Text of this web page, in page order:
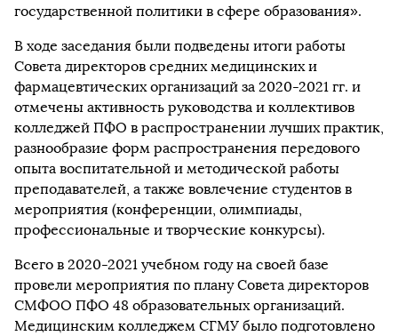
государственной политики в сфере образования».
В ходе заседания были подведены итоги работы
Совета директоров средних медицинских и
фармацевтических организаций за 2020-2021 гг. и
отмечены активность руководства и коллективов
колледжей ПФО в распространении лучших практик,
разнообразие форм распространения передового
опыта воспитательной и методической работы
преподавателей, а также вовлечение студентов в
мероприятия (конференции, олимпиады,
профессиональные и творческие конкурсы).
Всего в 2020-2021 учебном году на своей базе
провели мероприятия по плану Совета директоров
СМФОО ПФО 48 образовательных организаций.
Медицинским колледжем СГМУ было подготовлено